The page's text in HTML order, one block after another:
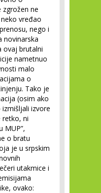
ne
vređao
nego i
novinarska
ovaj brutalni
nametnuo
malo
o
Tako je
(osim ako
izvore
retko, ni
MUP”,
o bratu
je u srpskim
utakmice i
ovako: